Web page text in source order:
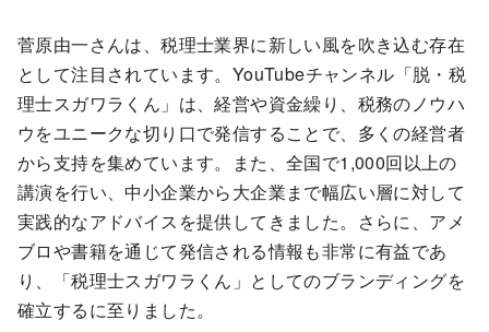
菅原由一さんは、税理士業界に新しい風を吹き込む存在
として注目されています。YouTubeチャンネル「脱・税
理士スガワラくん」は、経営や資金繰り、税務のノウハ
ウをユニークな切り口で発信することで、多くの経営者
から支持を集めています。また、全国で1,000回以上の
講演を行い、中小企業から大企業まで幅広い層に対して
実践的なアドバイスを提供してきました。さらに、アメ
ブロや書籍を通じて発信される情報も非常に有益であ
り、「税理士スガワラくん」としてのブランディングを
確立するに至りました。